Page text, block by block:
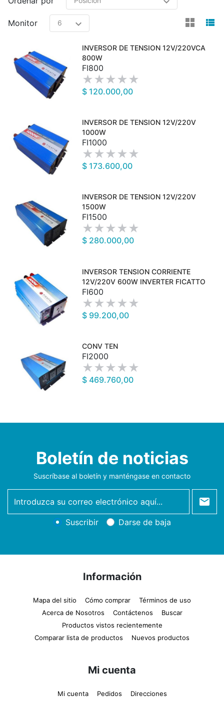
Monitor
INVERSOR DE TENSION 12V/220VCA
800W
FI800
$ 120.000,00
INVERSOR DE TENSION 12V/220V
1000W
FI1000
$ 173.600,00
INVERSOR DE TENSION 12V/220V
1500W
FI1500
$ 280.000,00
INVERSOR TENSION CORRIENTE
12V/220V 600W INVERTER FICATTO
FI600
$ 99.200,00
CONV TEN
FI2000
$ 469.760,00
Boletín de noticias
Suscríbase al boletín y manténgase en contacto
newsletter
Suscribir Darse de baja
Información
Mapa del sitio Cómo comprar
Términos de uso
Acerca de Nosotros
Contáctenos
Buscar
Productos vistos recientemente
Comparar lista de productos
Nuevos productos
Mi cuenta
Mi cuenta Pedidos Direcciones